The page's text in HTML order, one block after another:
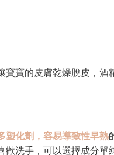
寶的皮膚乾燥脫皮，酒
塑化劑，容易導致性早熟
洗手，可以選擇成分單